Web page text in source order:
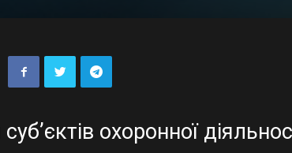
охоронної